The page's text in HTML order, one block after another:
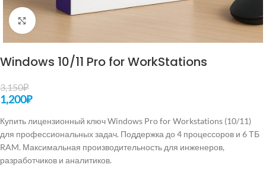
Нажмите, чтобы увеличить
Windows 10/11 Pro for WorkStations
3,150₽
1,200₽
Купить лицензионный ключ Windows Pro for Workstations (10/11)
для профессиональных задач. Поддержка до 4 процессоров и 6 ТБ
RAM. Максимальная производительность для инженеров,
разработчиков и аналитиков.